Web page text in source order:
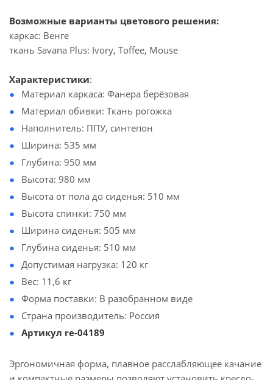
Возможные варианты цветового решения:
каркас: Венге
ткань Savana Plus: Ivory, Toffee, Mouse
Характеристики:
Материал каркаса: Фанера берёзовая
Материал обивки: Ткань рогожка
Наполнитель: ППУ, синтепон
Ширина: 535 мм
Глубина: 950 мм
Высота: 980 мм
Высота от пола до сиденья: 510 мм
Высота спинки: 750 мм
Ширина сиденья: 505 мм
Глубина сиденья: 510 мм
Допустимая нагрузка: 120 кг
Вес: 11,6 кг
Форма поставки: В разобранном виде
Страна производитель: Россия
Артикул re-04189
Эргономичная форма, плавное расслабляющее качание